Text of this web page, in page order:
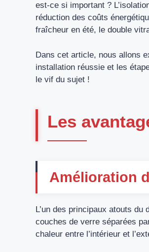
est-ce si important ?
réduction des coûts
fraîcheur en été, le double
Dans cet article, nous allons
installation réussie et les
le vif du sujet !
Les
Amélioration
L’un des principaux atouts du
couches de verre séparées
chaleur entre l’intérieur et